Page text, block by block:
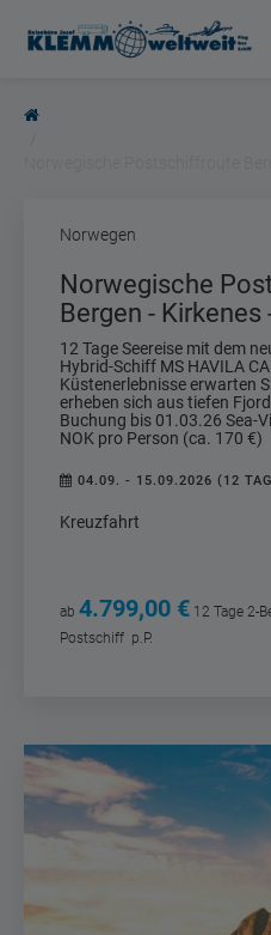
Norwegen
Norwegische
Bergen - Kirkenes
12 Tage Seereise mit dem
Hybrid-Schiff MS HAVILA
Küstenerlebnisse erwarten
erheben sich aus tiefen
Buchung bis 01.03.26 Sea-
NOK pro Person (ca. 170 €)
04.09. - 15.09.2026 (12
Kreuzfahrt
ab 4.799,00 € 12 Tage 2-
Postschiff p.P.